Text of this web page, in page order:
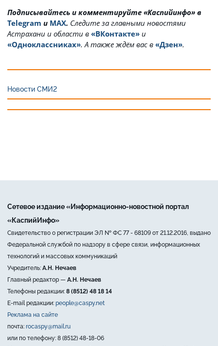
Подписывайтесь и комментируйте «Каспийинфо» в
Telegram и MAX. Cледите за главными новостями
Астрахани и области в «ВКонтакте» и
«Одноклассниках». А также ждём вас в «Дзен».
Новости СМИ2
Сетевое издание «Информационно-новостной портал
«КаспийИнфо»
Свидетельство о регистрации ЭЛ № ФС 77 - 68109 от 21.12.2016, выдано
Федеральной службой по надзору в сфере связи, информационных
технологий и массовых коммуникаций
Учредитель: А.Н. Нечаев
Главный редактор — А.Н. Нечаев
Телефоны редакции: 8 (8512) 48 18 14
E-mail редакции: people@caspy.net
Реклама на сайте
почта: rocaspy@mail.ru
или по телефону: 8 (8512) 48-18-06